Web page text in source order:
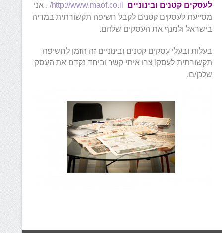
לעסקים קטנים ובינוניים
http://www.maof.co.il/
. אני
מסייעת לעסקים קטנים לקבל חשיפה תקשורתית במדיה
בישראל ולמנף את העסקים שלהם.
בעלות ובעלי עסקים קטנים ובינוניים זה הזמן לחשיפה
תקשורתית לעסק! צרו איתי קשר וביחד נקדם את העסק
שלכן/ם.